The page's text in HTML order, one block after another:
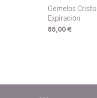
Gemelos Cristo
Expiración
85,00 €